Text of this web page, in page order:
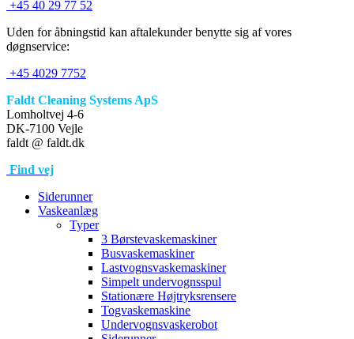
+45 40 29 77 52
Uden for åbningstid kan aftalekunder benytte sig af vores
døgnservice:
+45 4029 7752
Faldt Cleaning Systems ApS
Lomholtvej 4-6
DK-7100 Vejle
faldt @ faldt.dk
Find vej
Siderunner
Vaskeanlæg
Typer
3 Børstevaskemaskiner
Busvaskemaskiner
Lastvognsvaskemaskiner
Simpelt undervognsspul
Stationære Højtryksrensere
Togvaskemaskine
Undervognsvaskerobot